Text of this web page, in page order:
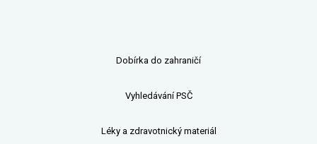
Dobírka do zahraničí
Vyhledávání PSČ
Léky a zdravotnický materiál